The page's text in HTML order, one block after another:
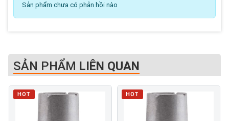
Sản phẩm chưa có phản hồi nào
SẢN PHẨM LIÊN QUAN
HOT HOT